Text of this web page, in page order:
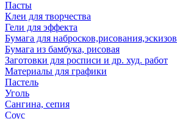
Пасты
Клеи для творчества
Гели для эффекта
Бумага для набросков,рисования,эскизов
Бумага из бамбука, рисовая
Заготовки для росписи и др. худ. работ
Материалы для графики
Пастель
Уголь
Сангина, сепия
Соус